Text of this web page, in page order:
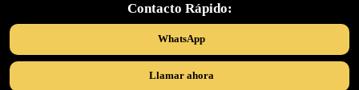
Contacto Rápido:
WhatsApp
Llamar ahora